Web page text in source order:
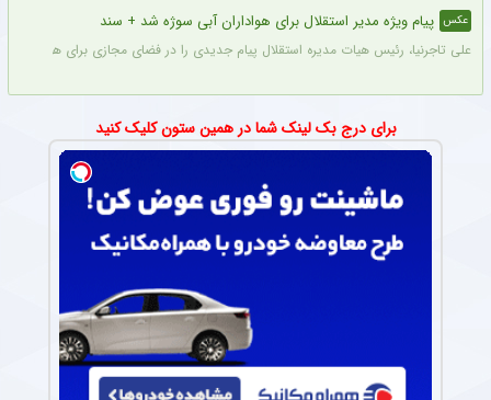
عکس پیام ویژه مدیر استقلال برای هواداران آبی سوژه شد + سند
علی تاجرنیا، رئیس هیات مدیره استقلال پیام جدیدی را در فضای مجازی برای هواداران
برای درج بک لینک شما در همین ستون کلیک کنید